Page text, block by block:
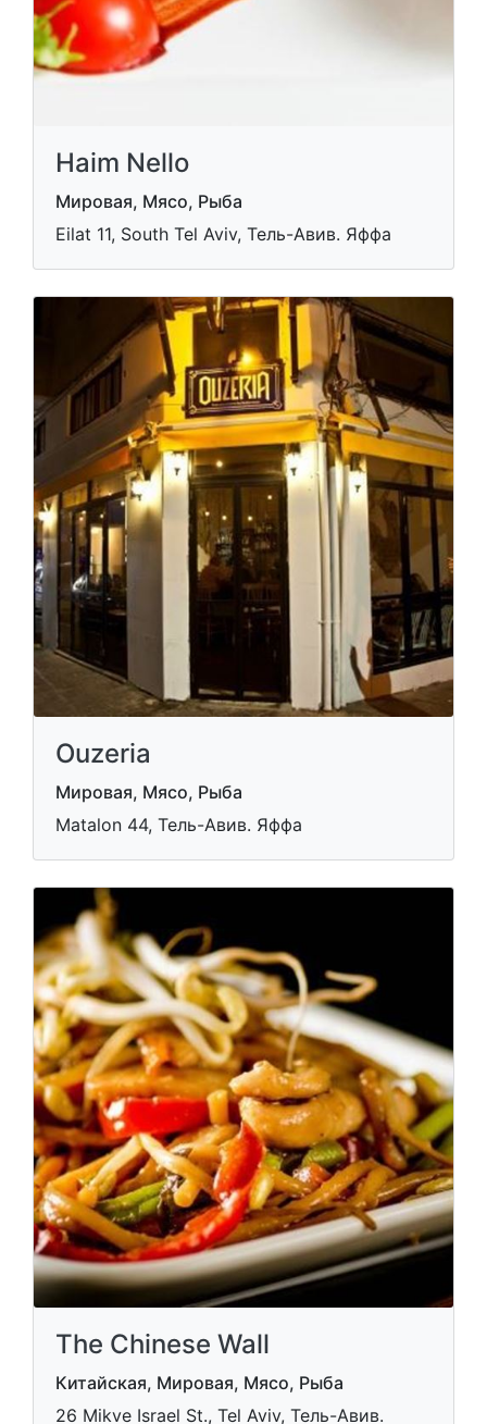
Haim Nello
Мировая, Мясо, Рыба
Eilat 11, South Tel Aviv, Тель-Авив. Яффа
Ouzeria
Мировая, Мясо, Рыба
Matalon 44, Тель-Авив. Яффа
The Chinese Wall
Китайская, Мировая, Мясо, Рыба
26 Mikve Israel St., Tel Aviv, Тель-Авив.